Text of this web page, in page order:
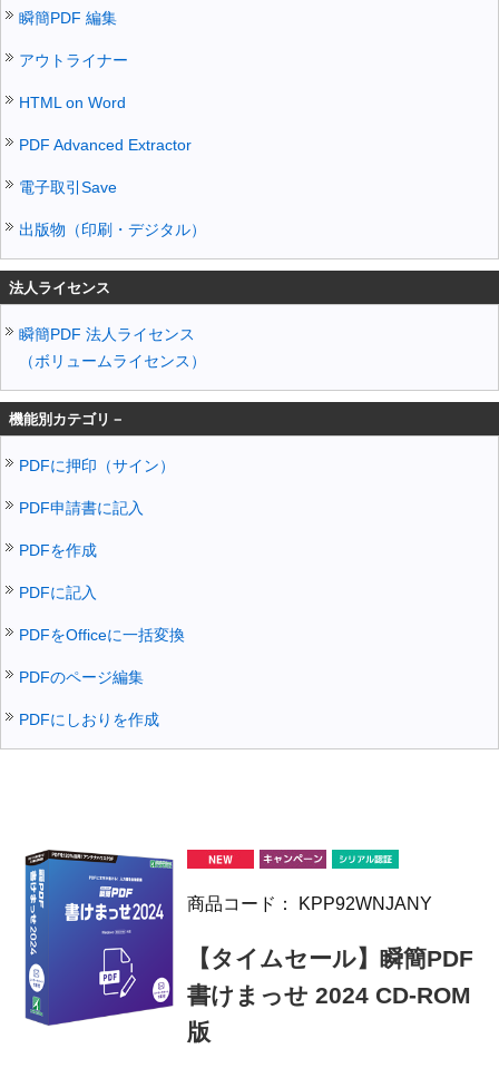
瞬簡PDF 編集
アウトライナー
HTML on Word
PDF Advanced Extractor
電子取引Save
出版物（印刷・デジタル）
法人ライセンス
瞬簡PDF 法人ライセンス
（ボリュームライセンス）
機能別カテゴリ－
PDFに押印（サイン）
PDF申請書に記入
PDFを作成
PDFに記入
PDFをOfficeに一括変換
PDFのページ編集
PDFにしおりを作成
商品コード： KPP92WNJANY
【タイムセール】瞬簡PDF
書けまっせ 2024 CD-ROM
版